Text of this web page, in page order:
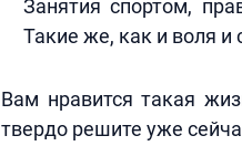
Занятия спортом,
Такие же, как и воля и
Вам нравится такая
твердо решите уже